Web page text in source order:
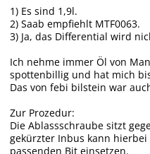
1) Es sind 1,9l.
2) Saab empfiehlt MTF0063.
3) Ja, das Differential wird
Ich nehme immer Öl von
spottenbillig und hat mich
Das von febi bilstein war
Zur Prozedur:
Die Ablassschraube sitzt
gekürzter Inbus kann
passenden Bit einsetzen.